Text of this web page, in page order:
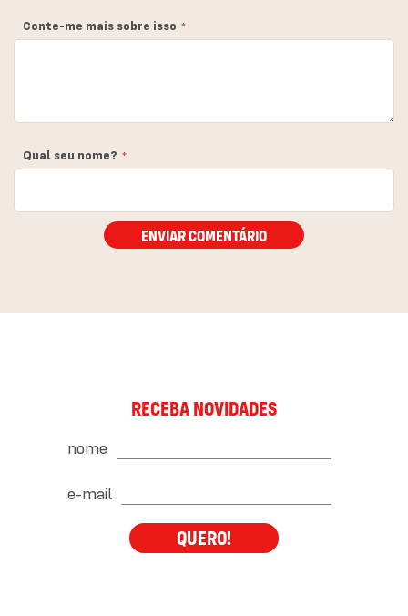
Conte-me mais sobre isso
Qual seu nome?
ENVIAR COMENTÁRIO
RECEBA NOVIDADES
nome
e-mail
QUERO!